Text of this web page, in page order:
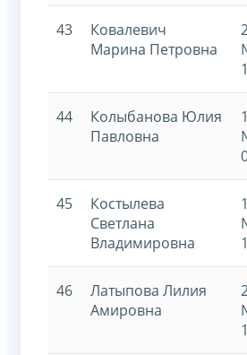
43
Ковалевич
Марина Петровна
44
Колыбанова Юлия
Павловна
45
Костылева
Светлана
Владимировна
46
Латыпова Лилия
Амировна